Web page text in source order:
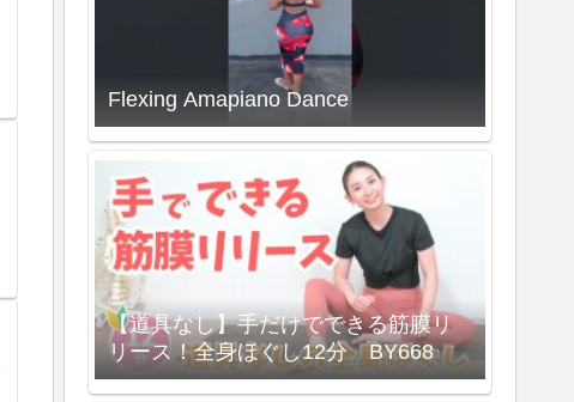
Flexing Amapiano Dance
【道具なし】手だけでできる筋膜リ
リース！全身ほぐし12分 BY668